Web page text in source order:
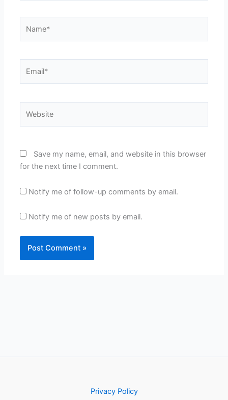
Save my name, email, and website in this browser
for the next time I comment.
Notify me of follow-up comments by email.
Notify me of new posts by email.
Privacy Policy